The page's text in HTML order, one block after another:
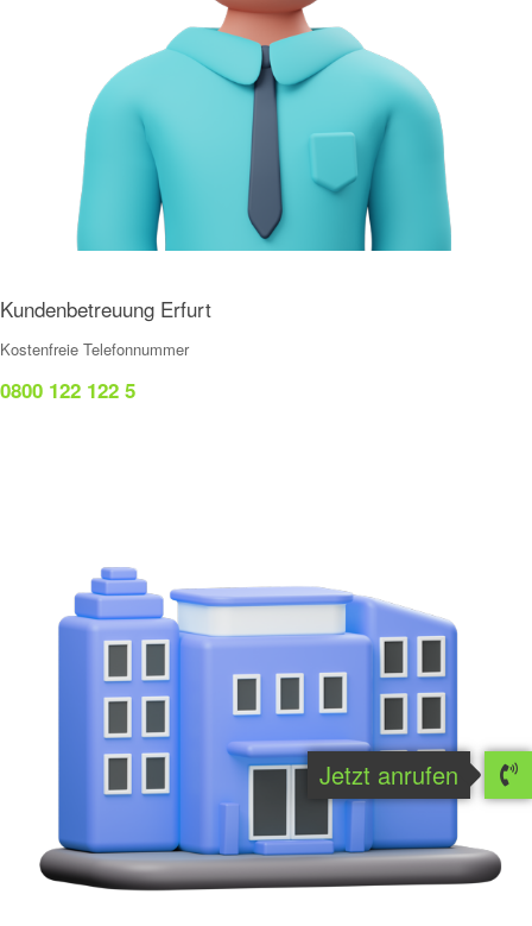
Kundenbetreuung Erfurt
Kostenfreie Telefonnummer
0800 122 122 5
Jetzt anrufen